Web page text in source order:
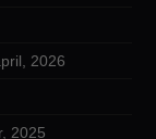
2026
2025